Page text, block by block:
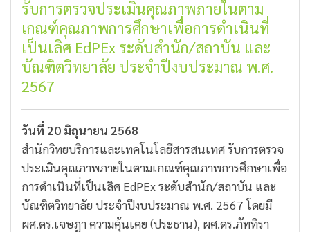
รับการตรวจประเมินคุณภาพภายในตาม
เกณฑ์คุณภาพการศึกษาเพื่อการดำเนินที่
เป็นเลิศ EdPEx ระดับสำนัก/สถาบัน และ
บัณฑิตวิทยาลัย ประจำปีงบประมาณ พ.ศ.
2567
วันที่ 20 มิถุนายน 2568
สำนักวิทยบริการและเทคโนโลยีสารสนเทศ รับการตรวจ
ประเมินคุณภาพภายในตามเกณฑ์คุณภาพการศึกษาเพื่อ
การดำเนินที่เป็นเลิศ EdPEx ระดับสำนัก/สถาบัน และ
บัณฑิตวิทยาลัย ประจำปีงบประมาณ พ.ศ. 2567 โดยมี
ผศ.ดร.เจษฎา ความคุ้นเคย (ประธาน), ผศ.ดร.ภัททิรา